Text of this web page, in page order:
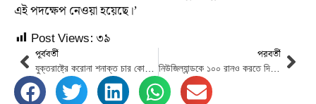
এই পদক্ষেপ নেওয়া হয়েছে।’
Post Views:৩৯
পূর্ববর্তী পরবর্তী
নিউজিল্যান্ডকে ১০০ রানও করতে দিল না বাংলাদেশ